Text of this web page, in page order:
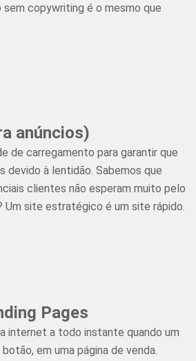
sem copywriting é o mesmo que
anúncios)
de carregamento para garantir que
devido à lentidão. Sabemos que
clientes não esperam muito pelo
Um site estratégico é um site rápido.
Pages
internet a todo instante quando um
em uma página de venda.